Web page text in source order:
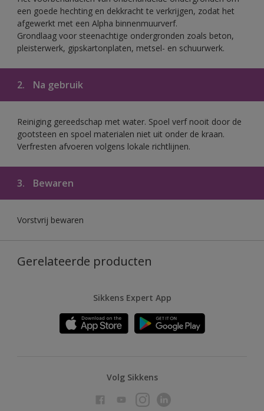
een goede hechting en dekkracht te verkrijgen, zodat het
afgewerkt met een Alpha binnenmuurverf.
Grondlaag voor steenachtige ondergronden zoals beton,
pleisterwerk, gipskartonplaten, metsel- en schuurwerk.
2. Na gebruik
Reiniging gereedschap met water. Spoel verf nooit door de
gootsteen en spoel materialen niet uit onder de kraan.
Verfresten afvoeren volgens lokale richtlijnen.
3. Bewaren
Vorstvrij bewaren
Gerelateerde producten
Sikkens Expert App
Volg Sikkens